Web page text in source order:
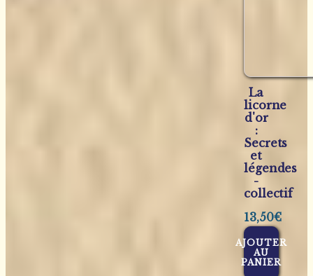
La
licorne
d'or
:
Secrets
et
légendes
-
collectif
13,50€
AJOUTER
AU
PANIER